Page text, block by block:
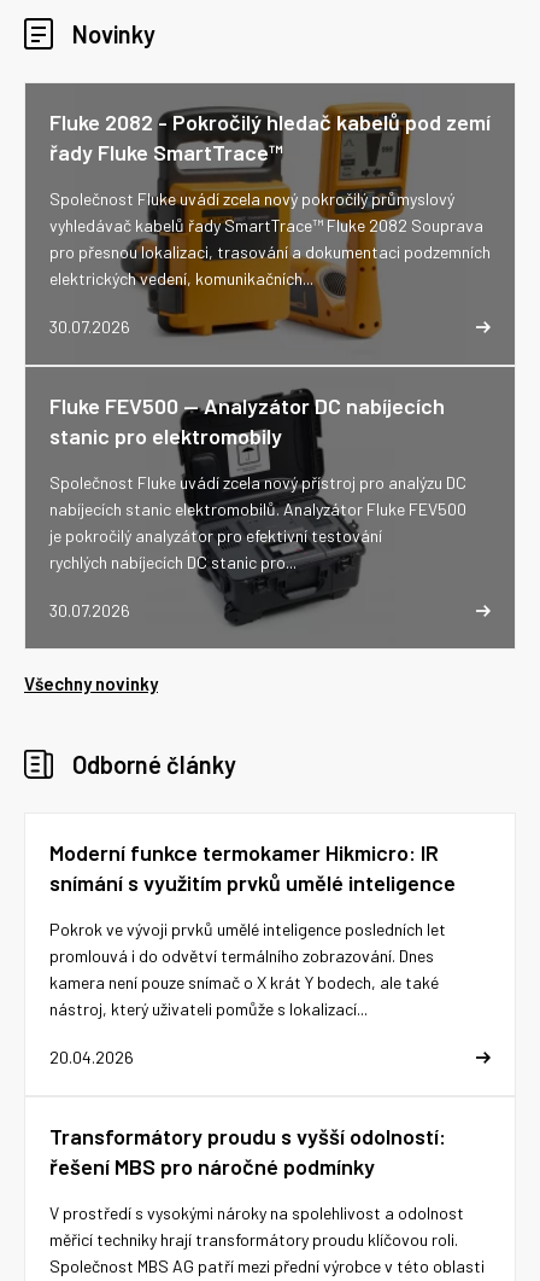
Novinky
Fluke 2082 - Pokročilý hledač kabelů pod zemí
řady Fluke SmartTrace™
30.07.2026
Společnost Fluke uvádí zcela nový pokročilý průmyslový
vyhledávač kabelů řady SmartTrace™ Fluke 2082 Souprava
pro přesnou lokalizaci, trasování a dokumentaci podzemních
elektrických vedení, komunikačních...
Fluke FEV500 -- Analyzátor DC nabíjecích
stanic pro elektromobily
30.07.2026
Společnost Fluke uvádí zcela nový přístroj pro analýzu DC
nabíjecích stanic elektromobilů. Analyzátor Fluke FEV500
je pokročilý analyzátor pro efektivní testování
rychlých nabíjecích DC stanic pro...
Všechny novinky
Odborné články
Moderní funkce termokamer Hikmicro: IR
snímání s využitím prvků umělé inteligence
20.04.2026
Pokrok ve vývoji prvků umělé inteligence posledních let
promlouvá i do odvětví termálního zobrazování. Dnes
kamera není pouze snímač o X krát Y bodech, ale také
nástroj, který uživateli pomůže s lokalizací...
Transformátory proudu s vyšší odolností:
řešení MBS pro náročné podmínky
V prostředí s vysokými nároky na spolehlivost a odolnost
měřicí techniky hrají transformátory proudu klíčovou roli.
Společnost MBS AG patří mezi přední výrobce v této oblasti